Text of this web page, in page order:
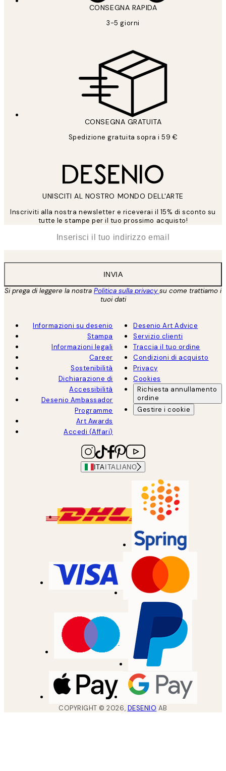
CONSEGNA RAPIDA
3-5 giorni
CONSEGNA GRATUITA
Spedizione gratuita sopra i 59 €
UNISCITI AL NOSTRO MONDO DELL'ARTE
Inscriviti alla nostra newsletter e riceverai il 15% di sconto su
tutte le stampe per il tuo prossimo acquisto!
INVIA
Si prega di leggere la nostra Politica sulla privacysu come trattiamo i
tuoi dati
Informazioni su desenio
Stampa
Informazioni legali
Career
Sostenibilità
Dichiarazione di
Accessibilità
Desenio Ambassador
Programme
Art Awards
Accedi (Affari)
Desenio Art Advice
Servizio clienti
Traccia il tuo ordine
Condizioni di acquisto
Privacy
Cookies
Richiesta annullamento
ordine
Gestire i cookie
ITA ITALIANO
COPYRIGHT ©2026, DESENIO AB